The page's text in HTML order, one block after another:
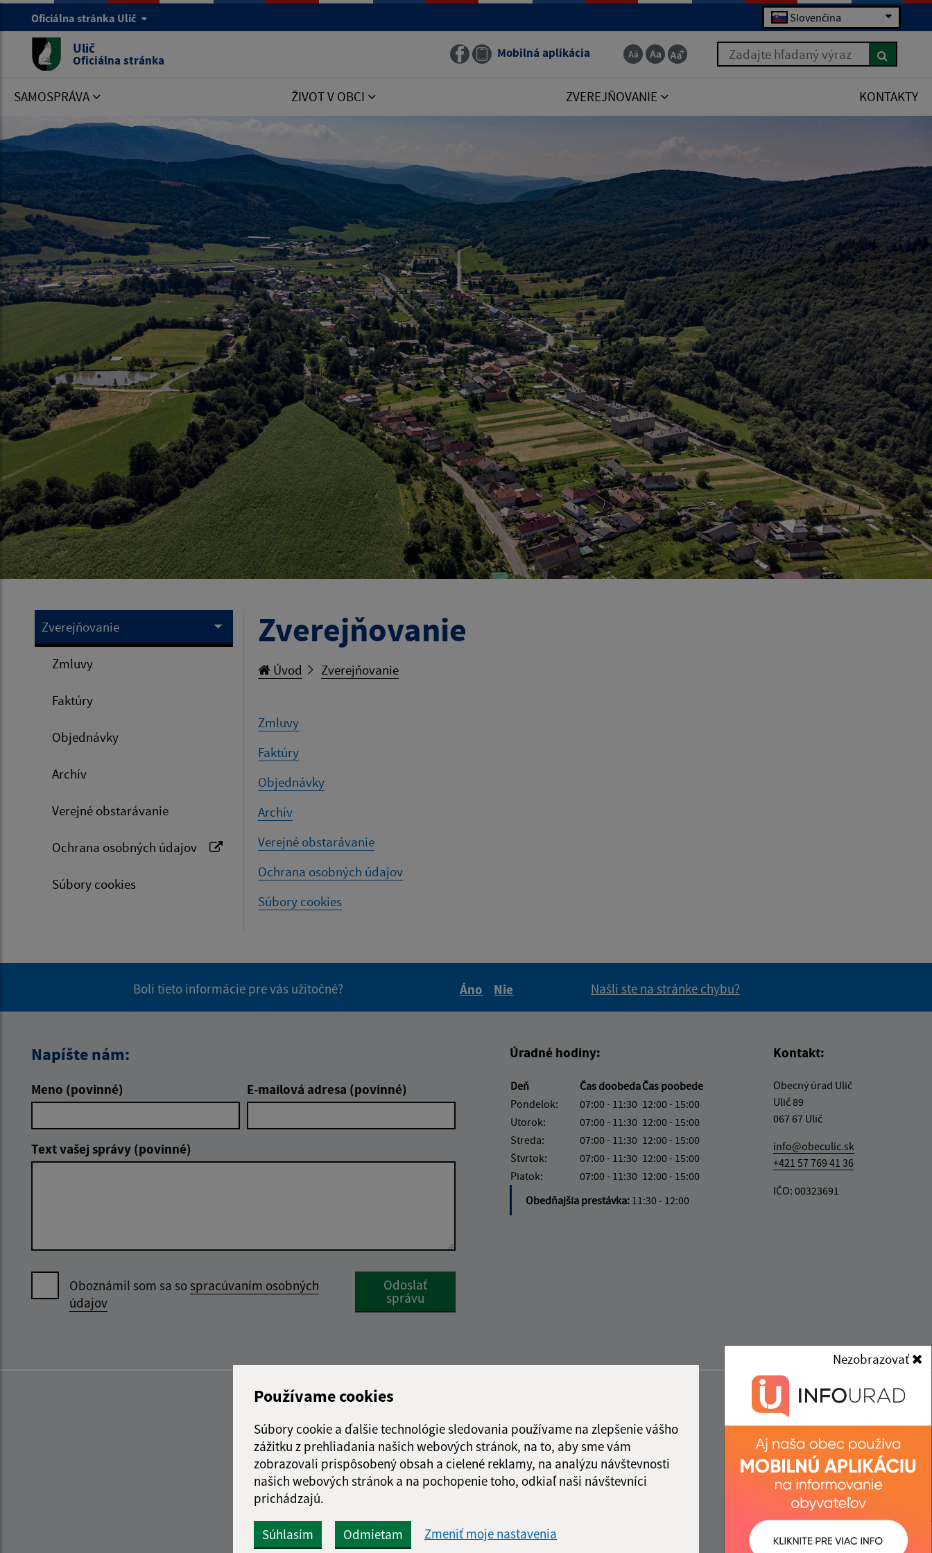
Používame cookies
Súbory cookie a ďalšie technológie sledovania používame na zlepšenie vášho
zážitku z prehliadania našich webových stránok, na to, aby sme vám
zobrazovali prispôsobený obsah a cielené reklamy, na analýzu návštevnosti
našich webových stránok a na pochopenie toho, odkiaľ naši návštevníci
prichádzajú.
Súhlasím Odmietam Zmeniť moje nastavenia
Nezobrazovať
Oficiálna stránka Ulič Slovenčina
Ulič
Oficiálna stránka Mobilná aplikácia Zadajte hľadaný výraz
SAMOSPRÁVA ŽIVOT V OBCI ZVEREJŇOVANIE KONTAKTY
Zverejňovanie
Zmluvy
Faktúry
Objednávky
Archív
Verejné obstarávanie
Ochrana osobných údajov
Súbory cookies
Zverejňovanie
Úvod Zverejňovanie
Zmluvy
Faktúry
Objednávky
Archív
Verejné obstarávanie
Ochrana osobných údajov
Súbory cookies
Boli tieto informácie pre vás užitočné?
Áno
Nie
Našli ste na stránke chybu?
Napíšte nám:
Meno (povinné) E-mailová adresa (povinné)
Text vašej správy (povinné)
Oboznámil som sa sospracúvaním osobných
údajov
Google reCaptcha Response
Odoslať
správu
Úradné hodiny:
Deň Čas doobedaČas poobede
Pondelok:
07:00 - 11:30 12:00 - 15:00
Utorok:
07:00 - 11:30 12:00 - 15:00
Streda:
07:00 - 11:30 12:00 - 15:00
Štvrtok:
07:00 - 11:30 12:00 - 15:00
Piatok:
07:00 - 11:30 12:00 - 15:00
Obedňajšia prestávka: 11:30 - 12:00
Kontakt:
Obecný úrad Ulič
Ulič 89
067 67 Ulič
info@obeculic.sk
+421 57 769 41 36
IČO: 00323691